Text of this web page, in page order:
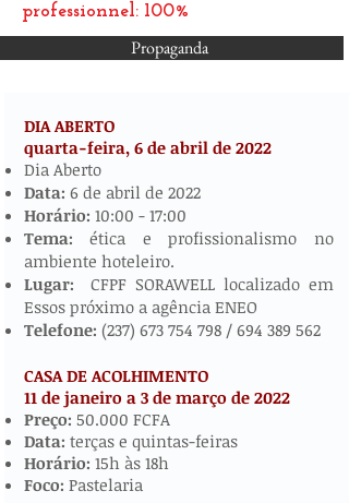
Propaganda
DIA ABERTO
quarta-feira, 6 de abril de 2022​​​​
Dia Aberto
Data: 6 de abril de 2022
Horário: 10:00 - 17:00
Tema: ética e profissionalismo no
ambiente hoteleiro.
Lugar: CFPF SORAWELL localizado em
Essos próximo a agência ENEO
Telefone: (237) 673 754 798/ 694 389 562
CASA DE ACOLHIMENTO
11 de janeiro a 3 de março de 2022​
Preço: 50.000 FCFA
Data: terças e quintas-feiras
Horário: 15h às 18h
Foco: Pastelaria
professionnel: 100%